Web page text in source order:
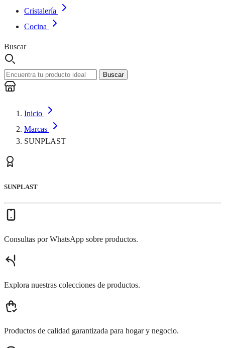
Cristalería
Cocina
Buscar
Buscar
Inicio
Marcas
SUNPLAST
SUNPLAST
Consultas por WhatsApp sobre productos.
Explora nuestras colecciones de productos.
Productos de calidad garantizada para hogar y negocio.